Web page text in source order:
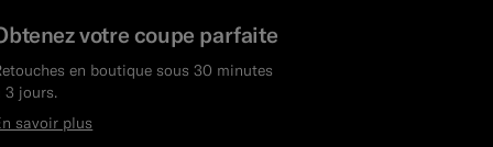
votre coupe parfaite
en boutique sous 30 minutes
3 jours.
savoir plus